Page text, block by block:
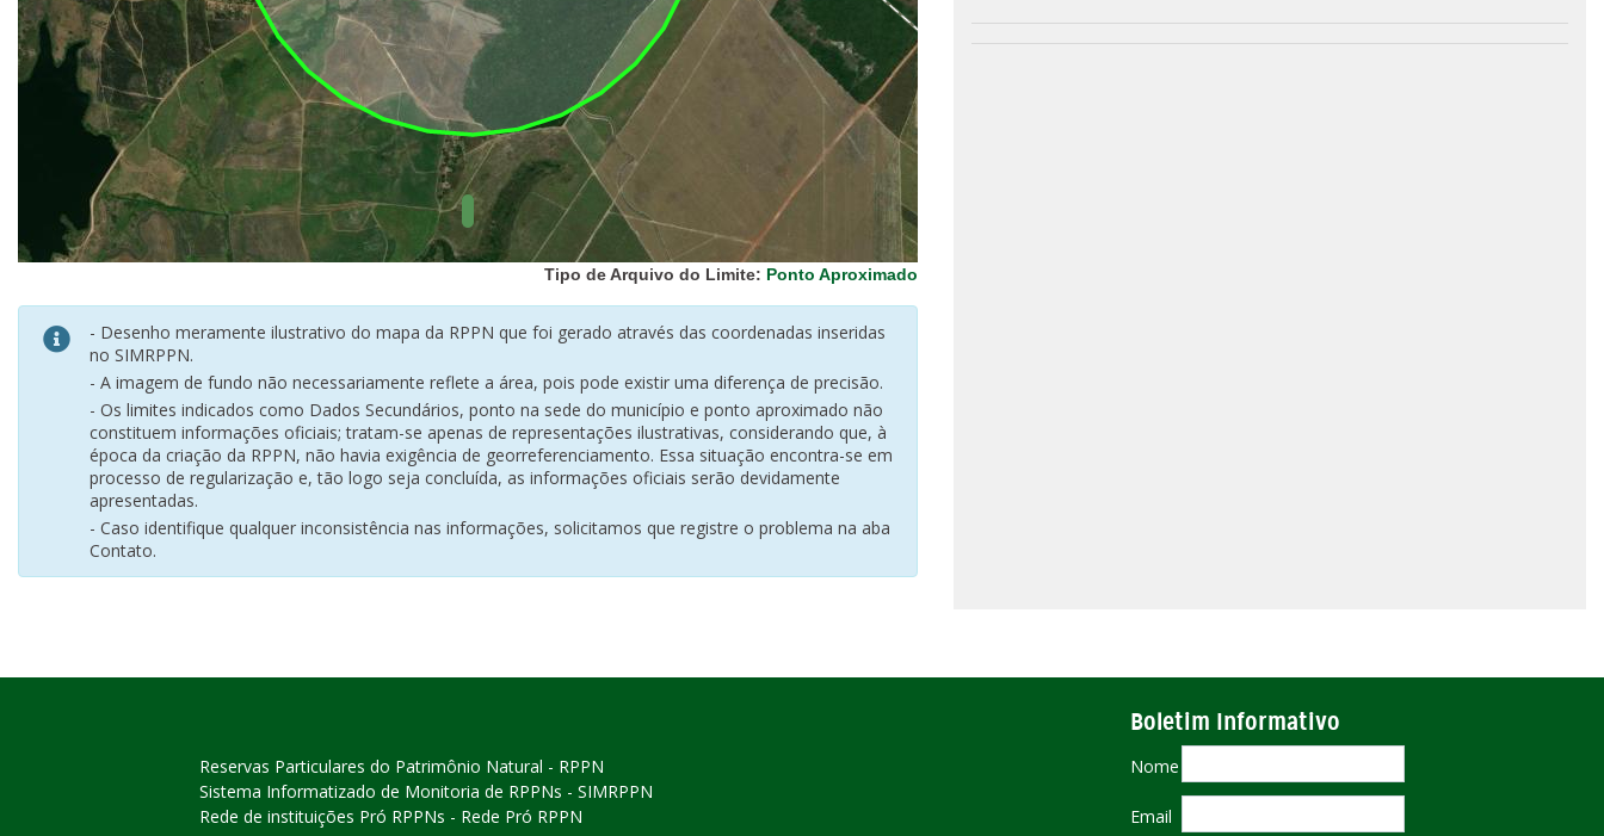
Biomas
(IBGE)
Vegetação
(IBGE)
Rodovias
(IBGE)
Relevo
(IBGE)
Tipo de Arquivo do Limite: Ponto Aproximado
- Desenho meramente ilustrativo do mapa da RPPN que foi gerado através das coordenadas inseridas
no SIMRPPN.
- A imagem de fundo não necessariamente reflete a área, pois pode existir uma diferença de precisão.
- Os limites indicados como Dados Secundários, ponto na sede do município e ponto aproximado não
constituem informações oficiais; tratam-se apenas de representações ilustrativas, considerando que, à
época da criação da RPPN, não havia exigência de georreferenciamento. Essa situação encontra-se em
processo de regularização e, tão logo seja concluída, as informações oficiais serão devidamente
apresentadas.
- Caso identifique qualquer inconsistência nas informações, solicitamos que registre o problema na aba
Contato.
Reservas Particulares do Patrimônio Natural - RPPN
Sistema Informatizado de Monitoria de RPPNs - SIMRPPN
Rede de instituições Pró RPPNs - Rede Pró RPPN
Boletim Informativo
Nome
Email